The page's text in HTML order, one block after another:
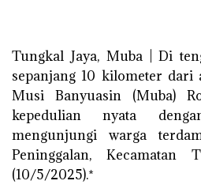
Tungkal Jaya, Muba | Di
sepanjang 10 kilometer dari
Musi Banyuasin (Muba)
kepedulian nyata
mengunjungi warga
Peninggalan, Kecamatan
(10/5/2025).*